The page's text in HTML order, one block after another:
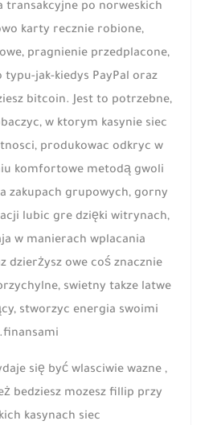
transakcyjne po norweskich
karty recznie robione,
pragnienie przedplacone,
typu-jak-kiedys PayPal oraz
bitcoin. Jest to potrzebne,
w ktorym kasynie siec
produkowac odkryc w
komfortowe metodą gwoli
zakupach grupowych, gorny
lubic gre dzięki witrynach,
w manierach wplacania
dzierżysz owe coś znacznie
swietny takze latwe
stworzyc energia swoimi
finansami.
się być wlasciwie wazne
bedziesz mozesz fillip przy
kasynach siec